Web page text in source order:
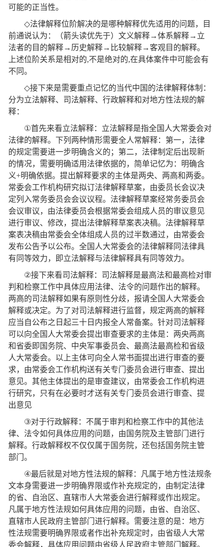
可能的正当性。
◇法律解释位阶解决的是哪种解释优先适用的问题，目
前通说认为：（箭头读优先于）文义解释→体系解释→ 立
法者的目的解释→ 历史解释→ 比较解释→客观目的解释。
上述位阶关系是相对的,不是绝对的,在具体案件中可能会有
不同。
◇接下来是需要重点记忆的当代中国的法律解释体制：
分为立法解释、司法解释、行政解释和对地方性法规的解
释：
①首先来看立法解释：立法解释是指全国人大常委会对
法律的解释。下列两种情形需要全人常解释：第一，法律
的规定需要进一步明确含义的；第二，法律制定后出现新
的情况，需要明确适用法律依据的，简单记忆为：明确含
义+明确依据。提出解释要求的主体是两央、两高和两委。
常委会工作机构研究拟订法律解释草案，由委员长会议决
定列入常务委员会会议议程。法律解释草案经常务委员会
会议审议，由法律委员会根据常委会组成人员的审议意见
进行审议、修改，提出法律解释草案表决稿。法律解释草
案表决稿由常委会全体组成人员的过半数通过，由常委会
发布公告予以公布。全国人大常委会的法律解释同法律具
有同等效力，即立法解释与法律解释具有同等效力。
②接下来看司法解释：司法解释是最高法和最高检对审
判和检察工作中具体应用法律、法令的问题作出的解释。
两高的司法解释如果有原则性分歧，报请全国人大常委会
解释或决定。为了对司法解释进行监督，规定两高的解释
应当自公布之日起三十日内报全人常备案。针对司法解释
可以向全国人大常委会提出审查要求的主体是：两央两高
和省委即国务院、中央军事委员会、最高法最高检和省级
人大常委会。以上主体可向全人常书面提出进行审查的要
求，由常委会工作机构送有关专门委员会进行审查、提出
意见。其他主体提出的是审查建议，由常委会工作机构进
行研究，只有在必要时才送有关专门委员会进行审查、提
出意见
③对于行政解释：不属于审判和检察工作中的其他法
律、法令如何具体应用的问题，由国务院及主管部门进行
解释。行政解释权不仅仅属于国务院，还包括国务院主管
部门。
④最后就是对地方性法规的解释：凡属于地方性法规条
文本身需要进一步明确界限或作补充规定的，由制定法律
的省、自治区、直辖市人大常委会进行解释或作出规定。
凡属于地方性法规如何具体应用的问题，由省、自治区、
直辖市人民政府主管部门进行解释。需要注意的是：地方
性法规需要明确界限或者作出补充规定时，由省级人大常
委会解释，具体应用问题由省级人民政府主管部门解释。